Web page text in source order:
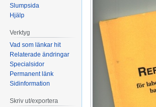
Slumpsida
Hjälp
Verktyg
Vad som länkar hit
Relaterade ändringar
Specialsidor
Permanent länk
Sidinformation
Skriv ut/exportera